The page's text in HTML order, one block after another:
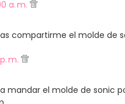
a. m.
compartirme el molde de
m.
mandar el molde de sonic